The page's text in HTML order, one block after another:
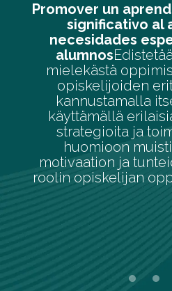
Orientar
y